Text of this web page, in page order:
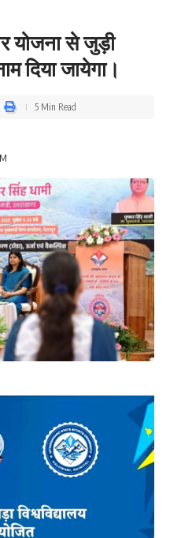
योजना से जुड़ी
दिया जायेगा।
5 Min Read